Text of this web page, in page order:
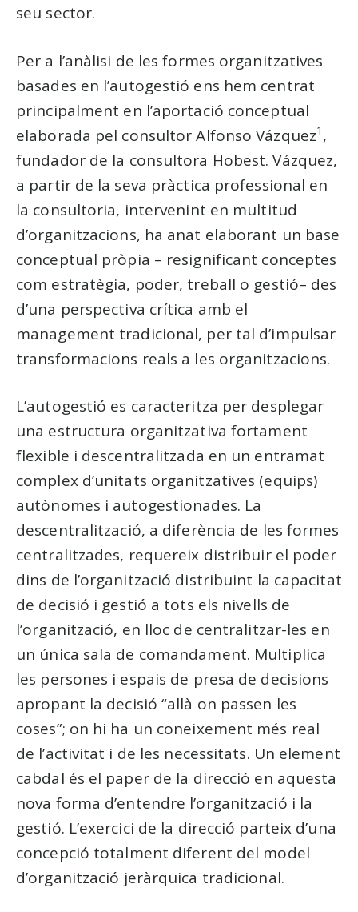
seu sector.
Per a l’anàlisi de les formes organitzatives
basades en l’autogestió ens hem centrat
principalment en l’aportació conceptual
elaborada pel consultor Alfonso Vázquez1 ,
fundador de la consultora Hobest. Vázquez,
a partir de la seva pràctica professional en
la consultoria, intervenint en multitud
d’organitzacions, ha anat elaborant un base
conceptual pròpia – resignificant conceptes
com estratègia, poder, treball o gestió– des
d’una perspectiva crítica amb el
management tradicional, per tal d’impulsar
transformacions reals a les organitzacions.
L’autogestió es caracteritza per desplegar
una estructura organitzativa fortament
flexible i descentralitzada en un entramat
complex d’unitats organitzatives (equips)
autònomes i autogestionades. La
descentralització, a diferència de les formes
centralitzades, requereix distribuir el poder
dins de l’organització distribuint la capacitat
de decisió i gestió a tots els nivells de
l’organització, en lloc de centralitzar-les en
un única sala de comandament. Multiplica
les persones i espais de presa de decisions
apropant la decisió “allà on passen les
coses”; on hi ha un coneixement més real
de l’activitat i de les necessitats. Un element
cabdal és el paper de la direcció en aquesta
nova forma d’entendre l’organització i la
gestió. L’exercici de la direcció parteix d’una
concepció totalment diferent del model
d’organització jeràrquica tradicional.